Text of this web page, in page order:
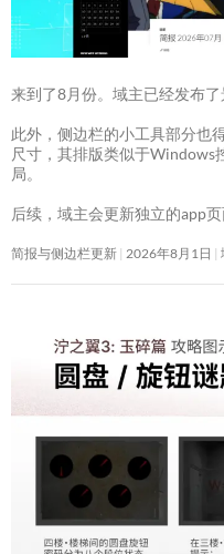
来到了8月份。域主已经发布了
此外，侧边栏的小工具部分也
尺寸，其排版类似于Windows
局。
后续，域主会更新独立的app
简报与侧边栏更新 2026年8月1日